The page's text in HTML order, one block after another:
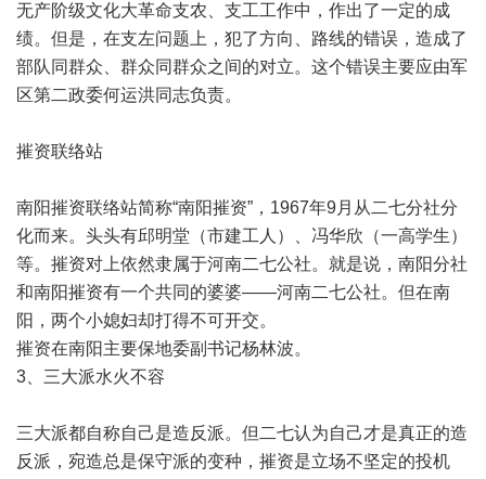
无产阶级文化大革命支农、支工工作中，作出了一定的成
绩。但是，在支左问题上，犯了方向、路线的错误，造成了
部队同群众、群众同群众之间的对立。这个错误主要应由军
区第二政委何运洪同志负责。
摧资联络站
南阳摧资联络站简称“南阳摧资”，1967年9月从二七分社分
化而来。头头有邱明堂（市建工人）、冯华欣（一高学生）
等。摧资对上依然隶属于河南二七公社。就是说，南阳分社
和南阳摧资有一个共同的婆婆——河南二七公社。但在南
阳，两个小媳妇却打得不可开交。
摧资在南阳主要保地委副书记杨林波。
3、三大派水火不容
三大派都自称自己是造反派。但二七认为自己才是真正的造
反派，宛造总是保守派的变种，摧资是立场不坚定的投机